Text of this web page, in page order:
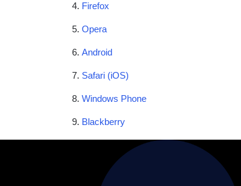
Firefox
Opera
Android
Safari (iOS)
Windows Phone
Blackberry